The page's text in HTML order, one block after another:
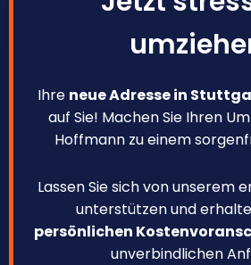
Ihre neue Adresse in
auf Sie! Machen Sie Ihren
Hoffmann zu einem
Lassen Sie sich von unserem
unterstützen und
persönlichen
unverbindlichen